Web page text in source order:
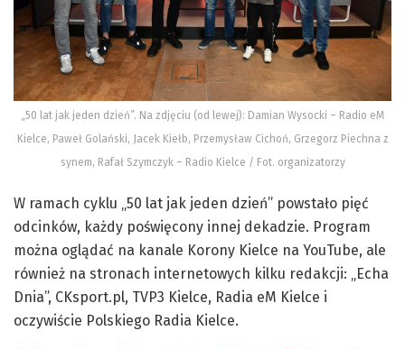
„50 lat jak jeden dzień”. Na zdjęciu (od lewej): Damian Wysocki – Radio eM
Kielce, Paweł Golański, Jacek Kiełb, Przemysław Cichoń, Grzegorz Piechna z
synem, Rafał Szymczyk – Radio Kielce / Fot. organizatorzy
W ramach cyklu „50 lat jak jeden dzień” powstało pięć
odcinków, każdy poświęcony innej dekadzie. Program
można oglądać na kanale Korony Kielce na YouTube, ale
również na stronach internetowych kilku redakcji: „Echa
Dnia”, CKsport.pl, TVP3 Kielce, Radia eM Kielce i
oczywiście Polskiego Radia Kielce.